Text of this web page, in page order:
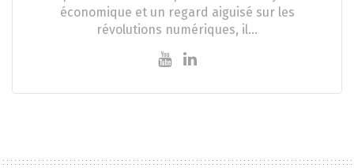
économique et un regard aiguisé sur les
révolutions numériques, il…